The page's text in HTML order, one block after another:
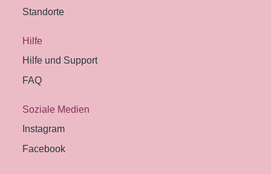
Standorte
Hilfe
Hilfe und Support
FAQ
Soziale Medien
Instagram
Facebook